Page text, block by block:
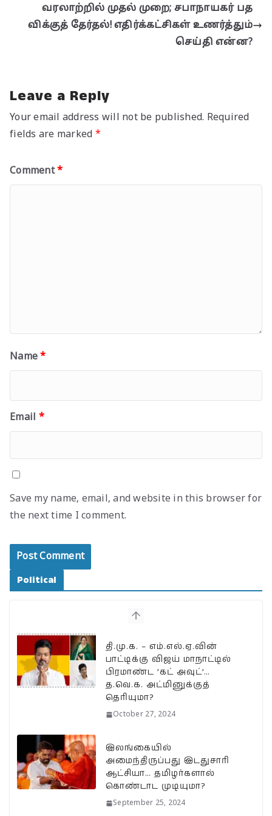
p
p
o
o
m
n
k
வரலாற்றில் முதல் முறை; சபாநாயகர் பத
விக்குத் தேர்தல்! எதிர்க்கட்சிகள் உணர்த்தும்
செய்தி என்ன?
Leave a Reply
Your email address will not be published. Required
fields are marked *
Comment*
Name*
Email *
Save my name, email, and website in this browser for
the next time I comment.
Political
தி.மு.க. – எம்.எல்.ஏ.வின்
பாட்டிக்கு விஜய் மாநாட்டில்
பிரமாண்ட ’கட் அவுட்’…
த.வெ.க. அட்மினுக்குத்
தெரியுமா?
October 27, 2024
இலங்கையில்
அமைந்திருப்பது இடதுசாரி
ஆட்சியா… தமிழர்களால்
கொண்டாட முடியுமா?
September 25, 2024